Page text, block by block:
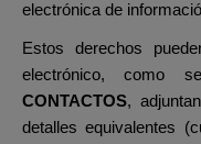
electrónica de
Estos derechos
electrónico, como
CONTACTOS,
detalles equivalentes